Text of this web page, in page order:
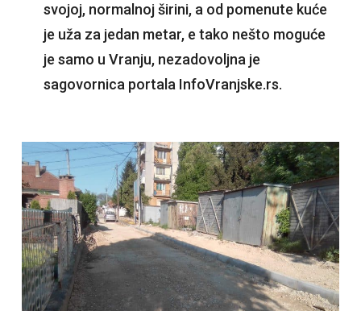
svojoj, normalnoj širini, a od pomenute kuće
je uža za jedan metar, e tako nešto moguće
je samo u Vranju, nezadovoljna je
sagovornica portala InfoVranjske.rs.